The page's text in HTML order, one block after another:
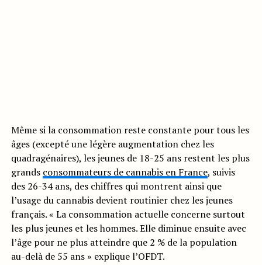
Même si la consommation reste constante pour tous les
âges (excepté une légère augmentation chez les
quadragénaires), les jeunes de 18-25 ans restent les plus
grands consommateurs de cannabis en France, suivis
des 26-34 ans, des chiffres qui montrent ainsi que
l’usage du cannabis devient routinier chez les jeunes
français. « La consommation actuelle concerne surtout
les plus jeunes et les hommes. Elle diminue ensuite avec
l’âge pour ne plus atteindre que 2 % de la population
au-delà de 55 ans » explique l’OFDT.